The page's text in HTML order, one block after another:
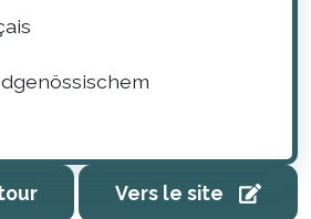
Vers le site